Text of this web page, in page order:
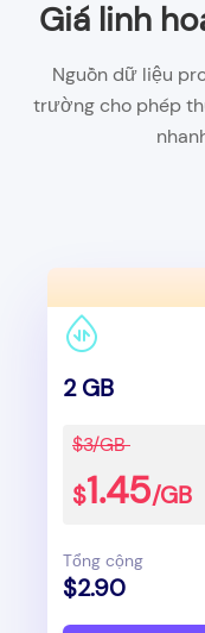
Giá linh
Nguồn dữ liệu
trường cho phép
2 GB
$3/GB
$1.45/GB
Tổng cộng
$2.90